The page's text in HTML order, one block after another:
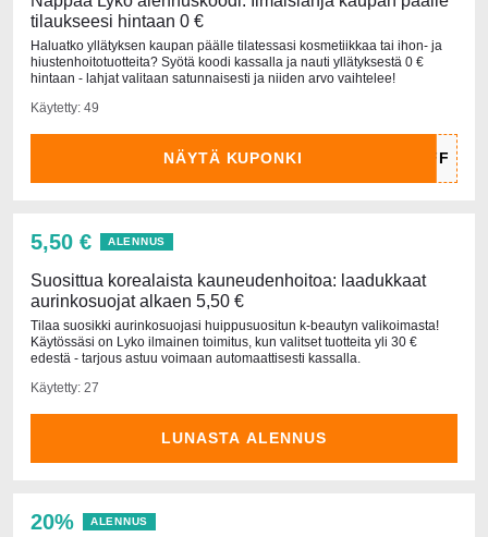
tilaukseesi hintaan 0 €
Haluatko yllätyksen kaupan päälle tilatessasi kosmetiikkaa tai ihon- ja
hiustenhoitotuotteita? Syötä koodi kassalla ja nauti yllätyksestä 0 €
hintaan - lahjat valitaan satunnaisesti ja niiden arvo vaihtelee!
Käytetty: 49
NÄYTÄ KUPONKI
5,50 € ALENNUS
Suosittua korealaista kauneudenhoitoa: laadukkaat
aurinkosuojat alkaen 5,50 €
Tilaa suosikki aurinkosuojasi huippusuositun k-beautyn valikoimasta!
Käytössäsi on Lyko ilmainen toimitus, kun valitset tuotteita yli 30 €
edestä - tarjous astuu voimaan automaattisesti kassalla.
Käytetty: 27
LUNASTA ALENNUS
20% ALENNUS